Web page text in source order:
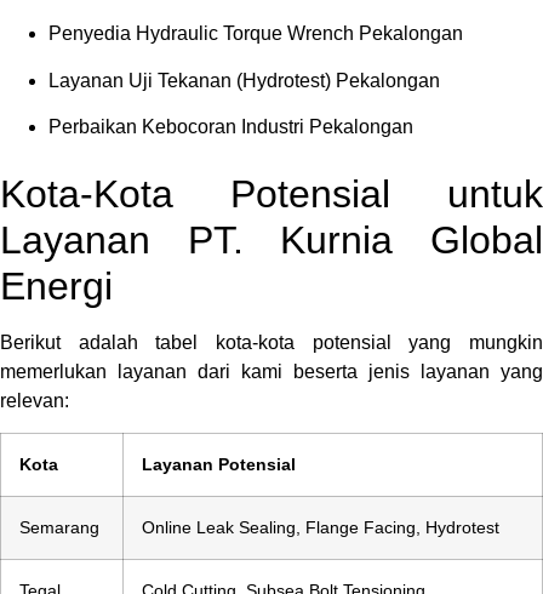
Penyedia Hydraulic Torque Wrench Pekalongan
Layanan Uji Tekanan (Hydrotest) Pekalongan
Perbaikan Kebocoran Industri Pekalongan
Kota-Kota Potensial untuk
Layanan PT. Kurnia Global
Energi
Berikut adalah tabel kota-kota potensial yang mungkin
memerlukan layanan dari kami beserta jenis layanan yang
relevan:
Kota Layanan Potensial
Semarang Online Leak Sealing, Flange Facing, Hydrotest